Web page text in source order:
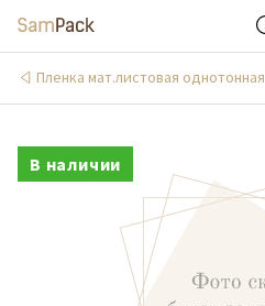
Пленка мат.листовая однотонная
В наличии